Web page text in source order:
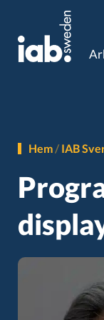
Hem/ IAB